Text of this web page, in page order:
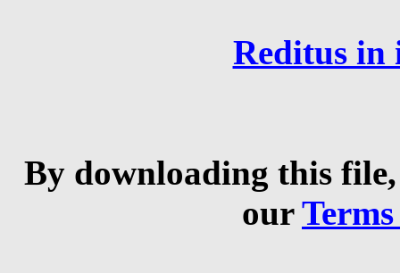
Reditus in
By downloading this
our